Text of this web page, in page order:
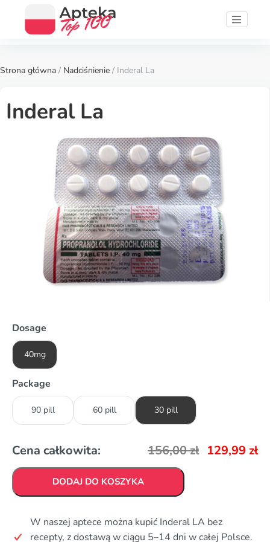
Strona główna / Nadciśnienie / Inderal La
Inderal La
Dosage
40mg
Package
90 pill 60 pill 30 pill
Cena całkowita: 156,00zł 129,99 zł
DODAJ DO KOSZYKA
W naszej aptece można kupić Inderal LA bez
recepty, z dostawą w ciągu 5–14 dni w całej Polsce.